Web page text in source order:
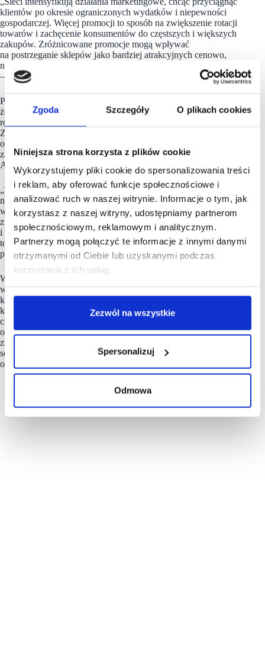
Zgoda Szczegóły O plikach cookies
Niniejsza strona korzysta z plików cookie
Wykorzystujemy pliki cookie do spersonalizowania treści
i reklam, aby oferować funkcje społecznościowe i
analizować ruch w naszej witrynie. Informacje o tym, jak
korzystasz z naszej witryny, udostępniamy partnerom
społecznościowym, reklamowym i analitycznym.
Partnerzy mogą połączyć te informacje z innymi danymi
otrzymanymi od Ciebie lub uzyskanymi podczas
korzystania z ich usług.
Zezwól na wszystkie
Spersonalizuj
Odmowa
klientów po okresie ograniczonych wydatków i niepewności
gospodarczej. Więcej promocji to sposób na zwiększenie rotacji
towarów i zachęcenie konsumentów do częstszych i większych
zakupów. Zróżnicowane promocje mogą wpływać
na postrzeganie sklepów jako bardziej atrakcyjnych cenowo,
nawet jeśli nie każda oferta zostaje bezpośrednio zapamiętana”
– potwierdza ekspert z Grupy
Patrząc na poszczególne wyniki, można zauważyć,
że największy wzrost dotyczy sieci typu cash&carry – o 26,7%
rdr. Natomiast wynik dyskontów poprawił się o 20,3% rdr.
Z kolei w przypadku sklepów typu convenience to skok
o 18,1% rdr. Jednocześnie najmocniejsze spadki rdr.
zanotowały drogerie i apteki – o 13,3%, a także sklepy RTV-
AGD – o 11,8%.
„To efekt nowego modelu zakupowego. Konsumenci stawiają
na sklepy z ofertami w korzystnych cenach, co oznacza zwrot
w stronę dyskontów, które notują wzrost sprzedaży i w efekcie
zwiększają liczbę sklepów. Stąd ekspansja nowych produktów
i ofert. Z kolei spadki drogerii i aptek oraz sklepów RTV-AGD
to efekt sezonowy, bowiem wiosną mniej korzysta się z takich
placówek” – twierdzi dr Maria Andrzej Faliński.
W opinii dr. Krzysztofa Łuczaka, spadek liczby promocji
wgazetkachdrogerii i aptek można powiązać z przeniesieniem
komunikacji do kanałów cyfrowych. Coraz więcej
konsumentów chętnie przegląda cyfrowe gazetki na telefonach
czy komputerach, a następnie dokonuje zakupów zarówno
online, jak i w sklepach stacjonarnych. To nie tylko naturalna
zmiana formy dotarcia, ale także duża szansa dla tego
segmentu, by nowoczesnymi narzędziami zwiększyć sprzedaż
oraz zaangażowanie klientów.